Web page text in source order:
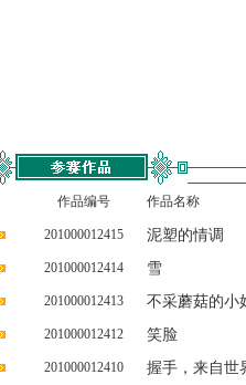
作品编号 作品名称
201000012415 泥塑的情调
201000012414 雪
201000012413 不采蘑菇的小
201000012412 笑脸
201000012410 握手，来自世